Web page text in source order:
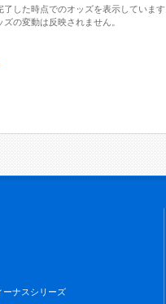
した時点でのオッズを表示しています
の変動は反映されません。
ーナスシリーズ